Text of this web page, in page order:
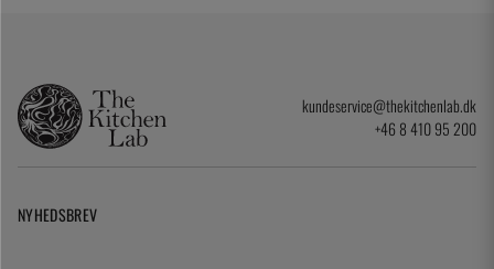
kundeservice@thekitchenlab.dk
+46 8 410 95 200
NYHEDSBREV